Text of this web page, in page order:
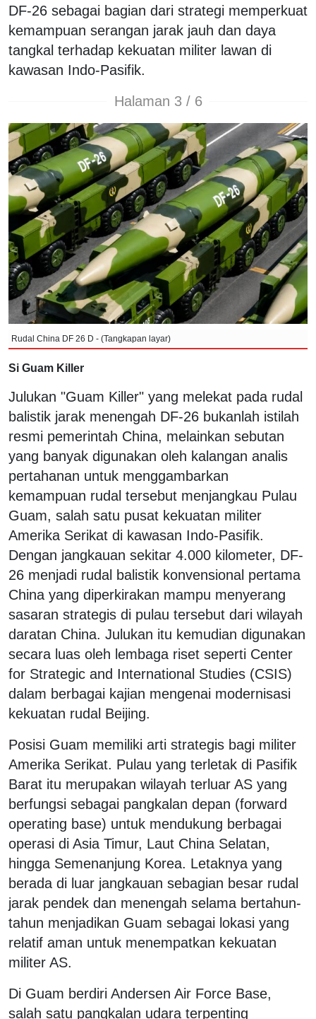
DF-26 sebagai bagian dari strategi memperkuat
kemampuan serangan jarak jauh dan daya
tangkal terhadap kekuatan militer lawan di
kawasan Indo-Pasifik.
Halaman 3 / 6
Rudal China DF 26 D - (Tangkapan layar)
Si Guam Killer
Julukan "Guam Killer" yang melekat pada rudal
balistik jarak menengah DF-26 bukanlah istilah
resmi pemerintah China, melainkan sebutan
yang banyak digunakan oleh kalangan analis
pertahanan untuk menggambarkan
kemampuan rudal tersebut menjangkau Pulau
Guam, salah satu pusat kekuatan militer
Amerika Serikat di kawasan Indo-Pasifik.
Dengan jangkauan sekitar 4.000 kilometer, DF-
26 menjadi rudal balistik konvensional pertama
China yang diperkirakan mampu menyerang
sasaran strategis di pulau tersebut dari wilayah
daratan China. Julukan itu kemudian digunakan
secara luas oleh lembaga riset seperti Center
for Strategic and International Studies (CSIS)
dalam berbagai kajian mengenai modernisasi
kekuatan rudal Beijing.
Posisi Guam memiliki arti strategis bagi militer
Amerika Serikat. Pulau yang terletak di Pasifik
Barat itu merupakan wilayah terluar AS yang
berfungsi sebagai pangkalan depan (forward
operating base) untuk mendukung berbagai
operasi di Asia Timur, Laut China Selatan,
hingga Semenanjung Korea. Letaknya yang
berada di luar jangkauan sebagian besar rudal
jarak pendek dan menengah selama bertahun-
tahun menjadikan Guam sebagai lokasi yang
relatif aman untuk menempatkan kekuatan
militer AS.
Di Guam berdiri Andersen Air Force Base,
salah satu pangkalan udara terpenting